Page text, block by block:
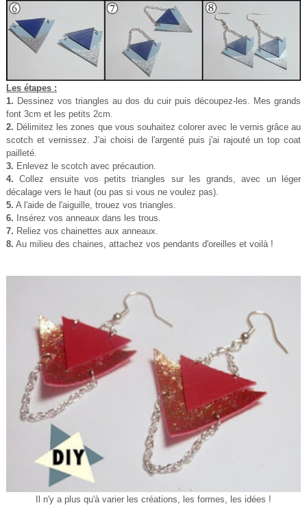
Les étapes :
1. Dessinez vos triangles au dos du cuir puis découpez-les. Mes grands
font 3cm et les petits 2cm.
2. Délimitez les zones que vous souhaitez colorer avec le vernis grâce au
scotch et vernissez. J'ai choisi de l'argenté puis j'ai rajouté un top coat
pailleté.
3. Enlevez le scotch avec précaution.
4. Collez ensuite vos petits triangles sur les grands, avec un léger
décalage vers le haut (ou pas si vous ne voulez pas).
5. A l'aide de l'aiguille, trouez vos triangles.
6. Insérez vos anneaux dans les trous.
7. Reliez vos chainettes aux anneaux.
8. Au milieu des chaines, attachez vos pendants d'oreilles et voilà !
Il n'y a plus qu'à varier les créations, les formes, les idées !